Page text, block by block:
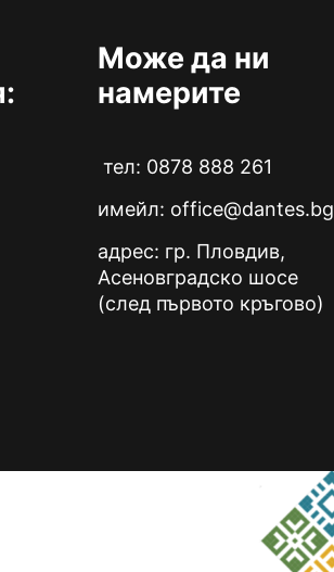
Може да ни
намерите
тел: 0878 888 261
имейл: office@dantes.bg
адрес: гр. Пловдив,
Асеновградско шосе
(след първото кръгово)